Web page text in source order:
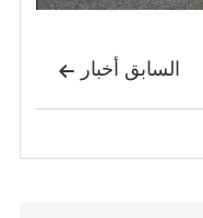
 السابق أخبار